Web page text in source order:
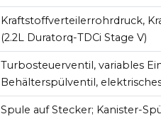
Kraftstoffverteilerrohrdruck,
(2.2L Duratorq-TDCi Stage V)
Turbosteuerventil, variables
Behälterspülventil,
Spule auf Stecker; Kanister-